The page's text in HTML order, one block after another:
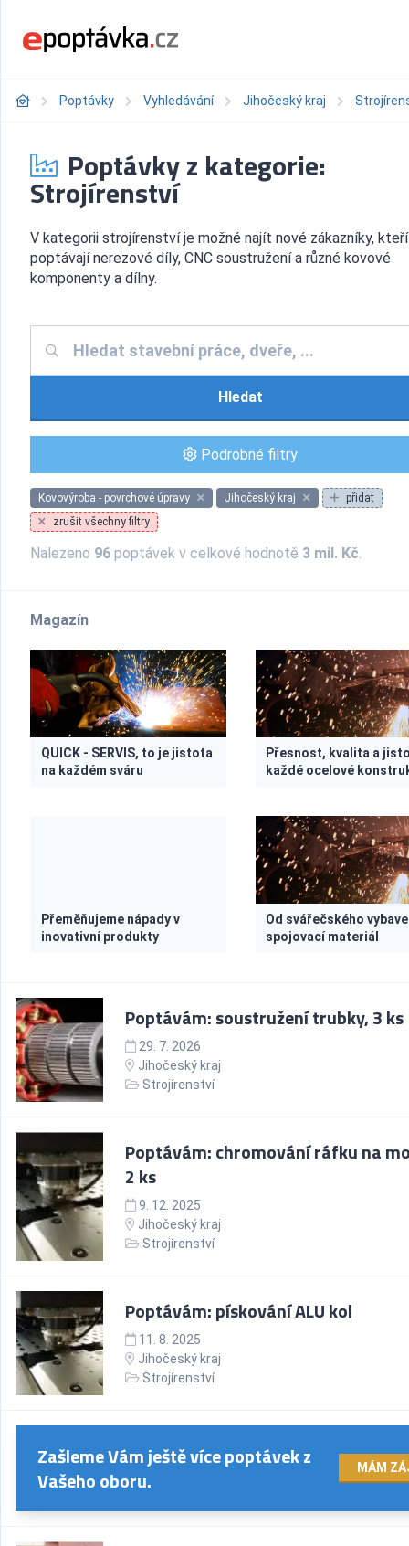
Poptávky Vyhledávání Jihočeský kraj
Poptávky z kategorie:
Strojírenství
V kategorii strojírenství je možné najít nové zákazníky, kteří
poptávají nerezové díly, CNC soustružení a různé kovové
komponenty a dílny.
Hledat
Podrobné filtry
Kovovýroba - povrchové úpravy Jihočeský kraj
přidat
zrušit všechny filtry
Nalezeno 96 poptávek v celkové hodnotě 3 mil. Kč.
Magazín
QUICK - SERVIS, to je jistota
na každém sváru
Přesnost, kvalita a
každé ocelové
Přeměňujeme nápady v
inovativní produkty
Od svářečského
spojovací materiál
Poptávám: soustružení trubky, 3 ks
29. 7. 2026
Jihočeský kraj
Strojírenství
Poptávám: chromování ráfku na
2 ks
9. 12. 2025
Jihočeský kraj
Strojírenství
Poptávám: pískování ALU kol
11. 8. 2025
Jihočeský kraj
Strojírenství
Zašleme Vám ještě více poptávek z
Vašeho oboru.
MÁM